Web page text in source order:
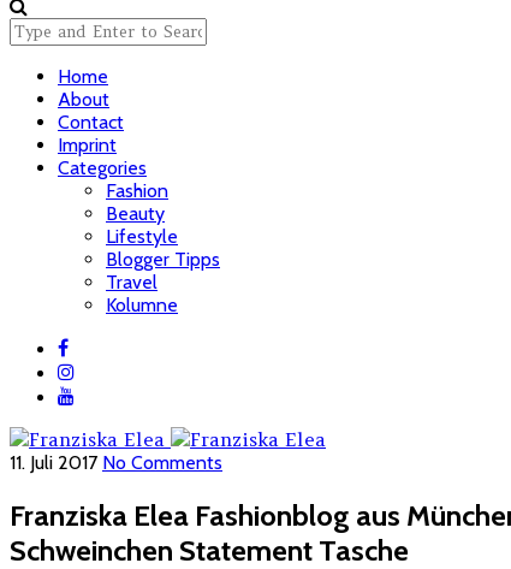
Home
About
Contact
Imprint
Categories
Fashion
Beauty
Lifestyle
Blogger Tipps
Travel
Kolumne
11. Juli 2017 No Comments
Franziska Elea Fashionblog aus
Schweinchen Statement Tasche